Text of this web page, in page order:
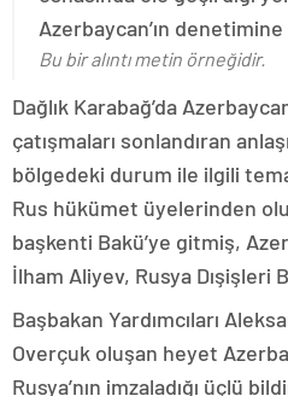
Azerbaycan’ın
Bu bir alıntı metin örneğidir.
Dağlık Karabağ’da
çatışmaları sonlandıran
bölgedeki durum ile ilgili
Rus hükümet üyelerinden
başkenti Bakü’ye gitmiş,
İlham Aliyev, Rusya Dışişleri
Başbakan Yardımcıları
Overçuk oluşan heyet
Rusya’nın imzaladığı üçlü